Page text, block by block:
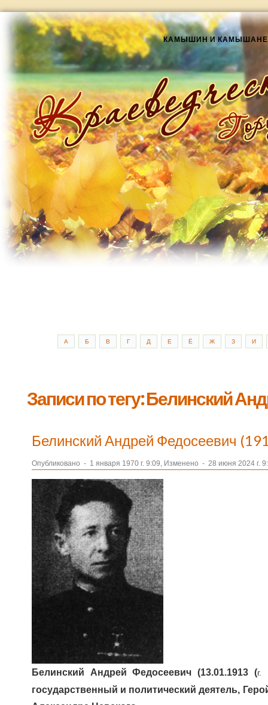
КАМЫШИН И КАМЫШАНЕ
А Б В Г Д Е Ё Ж З И
Записи по тегу: Белинский
Белинский Андрей Федосеевич
Опубликовано - 1 января 1970 г. 9:09, Изменено - 28 июня 2024 г.
Белинский Андрей Федосеевич (13.01.1913 (г.
государственный и политический деятель,